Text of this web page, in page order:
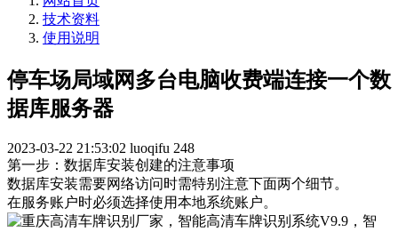
技术资料
使用说明
停车场局域网多台电脑收费端连接一个数
据库服务器
2023-03-22 21:53:02 luoqifu 248
第一步：数据库安装创建的注意事项
数据库安装需要网络访问时需特别注意下面两个细节。
在服务账户时必须选择使用本地系统账户。